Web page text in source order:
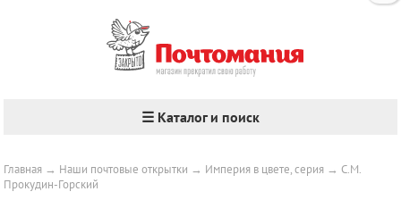
☰ Каталог и поиск
Главная → Наши почтовые открытки → Империя в цвете, серия → С.М.
Прокудин-Горский